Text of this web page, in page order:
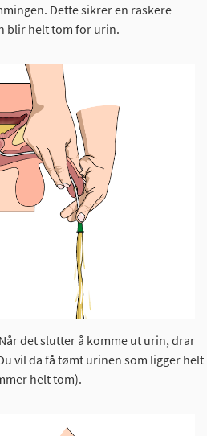
Dette sikrer en raskere
blir helt tom for urin.
det slutter å komme ut urin, drar
vil da få tømt urinen som ligger helt
helt tom).